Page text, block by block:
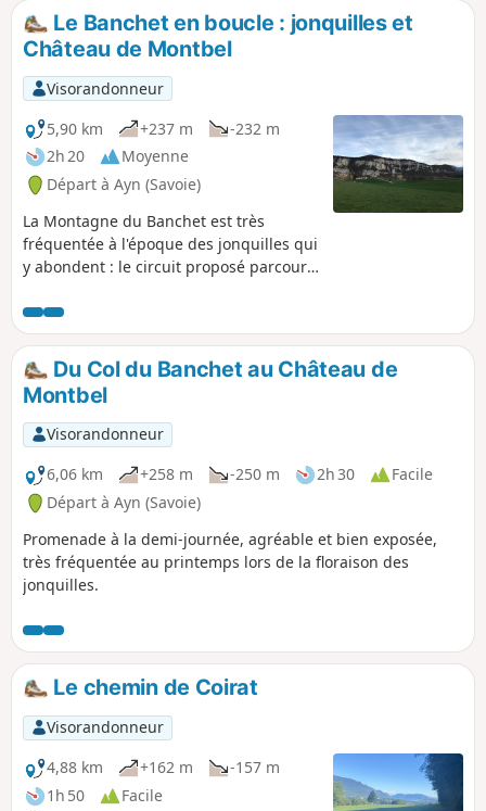
vous entrerez dans la forêt par l'ancienne Voie
Sarde qui, au XVIe siècle, remplaçât la voie
Romaine Vienne-Milan (50 Av JC) que vous
emprunterez en partie au retour du Col Saint-
Michel.
Le Banchet en boucle : jonquilles et
Château de Montbel
Visorandonneur
5,90 km
+237 m
-232 m
2h 20
Moyenne
Départ à Ayn (Savoie)
La Montagne du Banchet est très
fréquentée à l'époque des jonquilles qui
y abondent : le circuit proposé parcourt
jusqu'aux ruines du fier Château de
Montbel.
Du Col du Banchet au Château de
Montbel
Visorandonneur
6,06 km
+258 m -250 m 2h 30
Facile
Départ à Ayn (Savoie)
Promenade à la demi-journée, agréable et bien exposée,
très fréquentée au printemps lors de la floraison des
jonquilles.
Le chemin de Coirat
Visorandonneur
4,88 km
+162 m
-157 m
1h 50
Facile